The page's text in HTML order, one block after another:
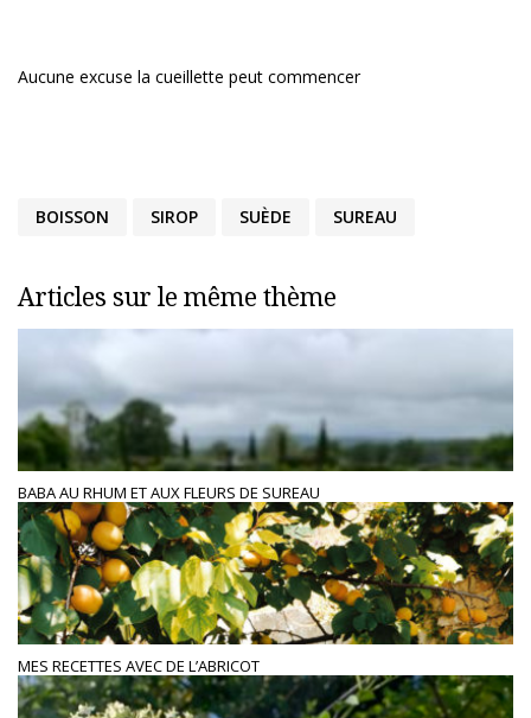
Aucune excuse la cueillette peut commencer
BOISSON SIROP SUÈDE SUREAU
Articles sur le même thème
BABA AU RHUM ET AUX FLEURS DE SUREAU
MES RECETTES AVEC DE L’ABRICOT